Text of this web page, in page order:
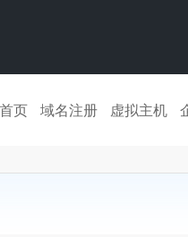
首页 域名注册 虚拟主机